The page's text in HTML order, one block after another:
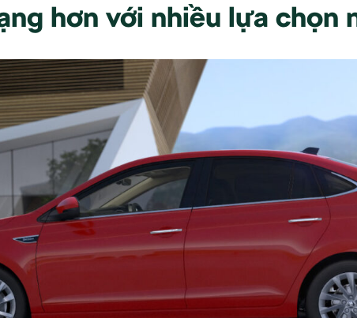
hơn với nhiều lựa chọn